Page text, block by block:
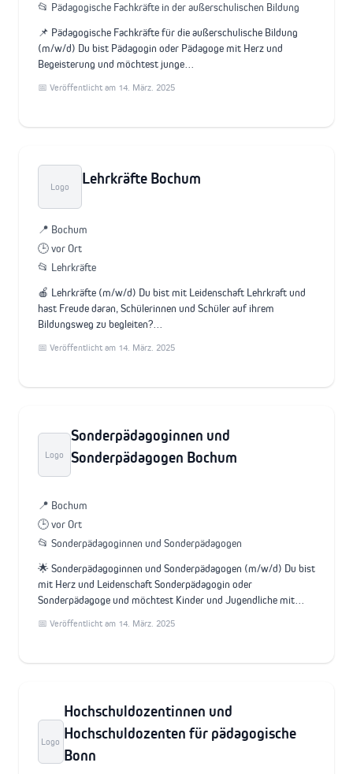
📂 Pädagogische Fachkräfte in der außerschulischen Bildung
📌 Pädagogische Fachkräfte für die außerschulische Bildung
(m/w/d) Du bist Pädagogin oder Pädagoge mit Herz und
Begeisterung und möchtest junge…
📅 Veröffentlicht am 14. März. 2025
Logo Lehrkräfte Bochum
📍 Bochum
🕒 vor Ort
📂 Lehrkräfte
🍎 Lehrkräfte (m/w/d) Du bist mit Leidenschaft Lehrkraft und
hast Freude daran, Schülerinnen und Schüler auf ihrem
Bildungsweg zu begleiten?…
📅 Veröffentlicht am 14. März. 2025
Logo
Sonderpädagoginnen und
Sonderpädagogen Bochum
📍 Bochum
🕒 vor Ort
📂 Sonderpädagoginnen und Sonderpädagogen
🌟 Sonderpädagoginnen und Sonderpädagogen (m/w/d) Du bist
mit Herz und Leidenschaft Sonderpädagogin oder
Sonderpädagoge und möchtest Kinder und Jugendliche mit…
📅 Veröffentlicht am 14. März. 2025
Logo
Hochschuldozentinnen und
Hochschuldozenten für pädagogische
Bonn